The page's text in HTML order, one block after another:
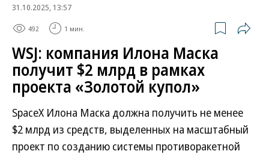
31.10.2025, 13:57
492 1 мин.
WSJ: компания Илона Маска
получит $2 млрд в рамках
проекта «Золотой купол»
SpaceX Илона Маска должна получить не менее
$2 млрд из средств, выделенных на масштабный
проект по созданию системы противоракетной